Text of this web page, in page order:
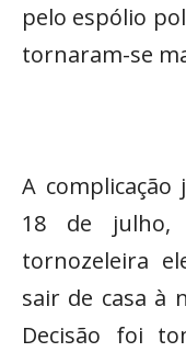
pelo espólio
tornaram-se
A complicação
18 de julho,
tornozeleira
sair de casa à
Decisão foi